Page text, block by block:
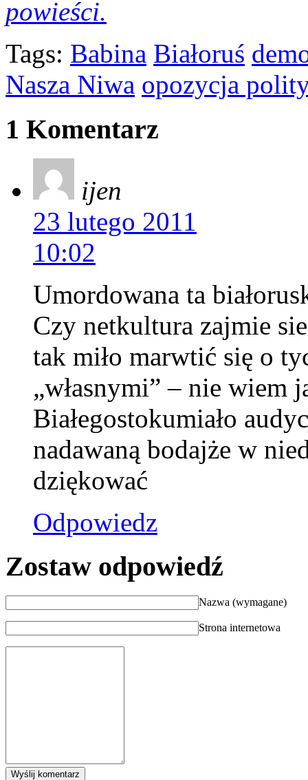
powieści.
Tags: Babina Białoruś
Nasza Niwa opozycja
1 Komentarz
ijen
23 lutego 2011
10:02
Umordowana ta
Czy netkultura zajmie
tak miło marwtić się o
„własnymi” – nie wiem
Białegostokumiało
nadawaną bodajże w
dziękować
Odpowiedz
Zostaw odpowiedź
Nazwa (wymagane)
Strona internetowa